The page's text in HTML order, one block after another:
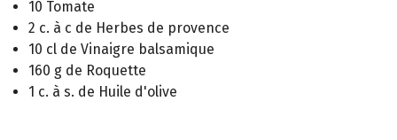
10 Tomate
2 c. à c de Herbes de provence
10 cl de Vinaigre balsamique
160 g de Roquette
1 c. à s. de Huile d'olive